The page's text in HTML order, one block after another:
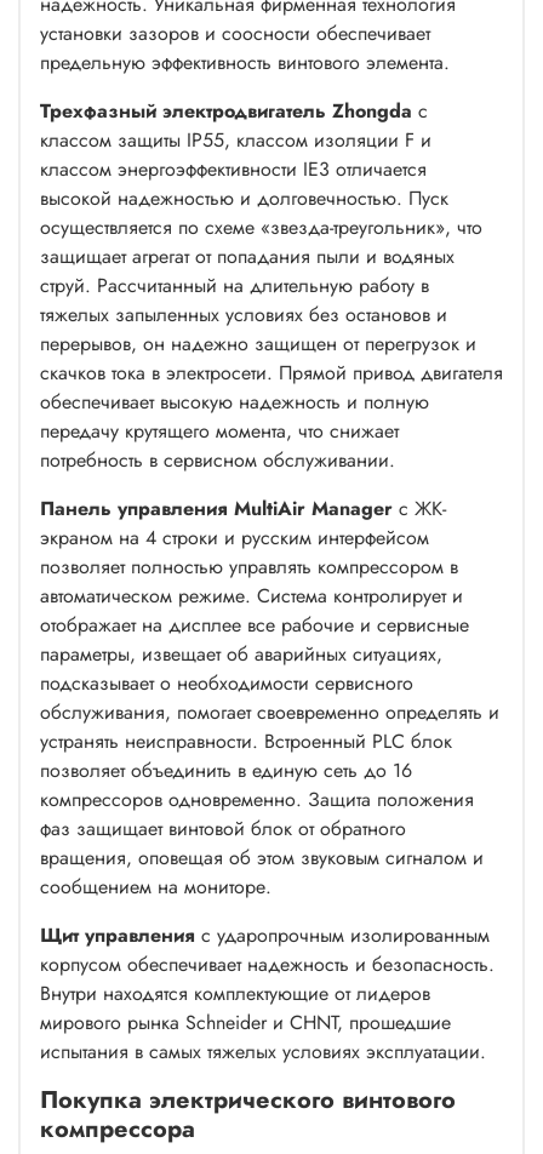
установки зазоров и соосности обеспечивает
предельную эффективность винтового элемента.
Трехфазный электродвигатель Zhongda с
классом защиты IP55, классом изоляции F и
классом энергоэффективности IE3 отличается
высокой надежностью и долговечностью. Пуск
осуществляется по схеме «звезда-треугольник», что
защищает агрегат от попадания пыли и водяных
струй. Рассчитанный на длительную работу в
тяжелых запыленных условиях без остановов и
перерывов, он надежно защищен от перегрузок и
скачков тока в электросети. Прямой привод двигателя
обеспечивает высокую надежность и полную
передачу крутящего момента, что снижает
потребность в сервисном обслуживании.
Панель управления MultiAir Manager с ЖК-
экраном на 4 строки и русским интерфейсом
позволяет полностью управлять компрессором в
автоматическом режиме. Система контролирует и
отображает на дисплее все рабочие и сервисные
параметры, извещает об аварийных ситуациях,
подсказывает о необходимости сервисного
обслуживания, помогает своевременно определять и
устранять неисправности. Встроенный PLC блок
позволяет объединить в единую сеть до 16
компрессоров одновременно. Защита положения
фаз защищает винтовой блок от обратного
вращения, оповещая об этом звуковым сигналом и
сообщением на мониторе.
Щит управления с ударопрочным изолированным
корпусом обеспечивает надежность и безопасность.
Внутри находятся комплектующие от лидеров
мирового рынка Schneider и СHNT, прошедшие
испытания в самых тяжелых условиях эксплуатации.
Покупка электрического винтового
компрессора